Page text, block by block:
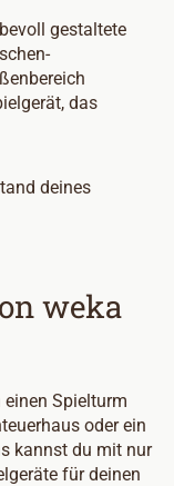
gestaltete
das
deines
weka
Spielturm
oder ein
kannst du mit nur
für deinen